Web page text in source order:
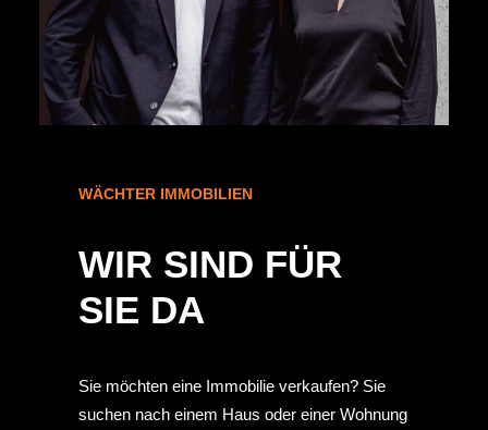
WÄCHTER IMMOBILIEN
WIR SIND FÜR
SIE DA
Sie möchten eine Immobilie verkaufen? Sie
suchen nach einem Haus oder einer Wohnung